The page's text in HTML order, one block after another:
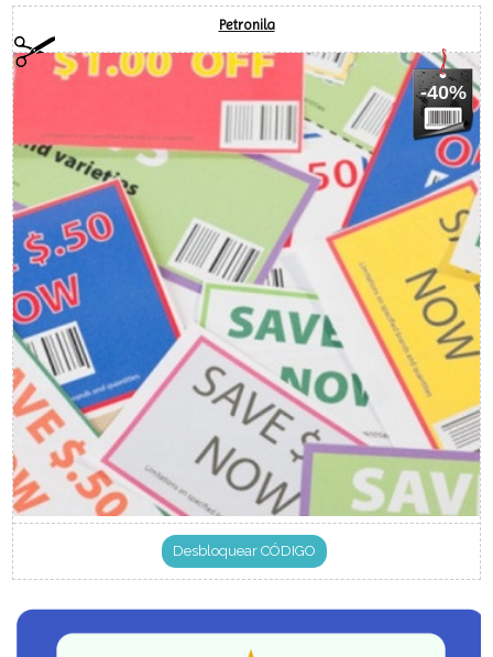
Petronila
-40%